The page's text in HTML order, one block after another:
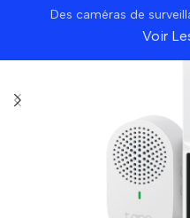
Des caméras de
Voir